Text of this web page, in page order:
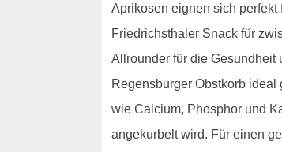
Aprikosen eignen sich
Friedrichsthaler Snack für
Allrounder für die Gesundheit
Regensburger Obstkorb
wie Calcium, Phosphor und
angekurbelt wird. Für einen